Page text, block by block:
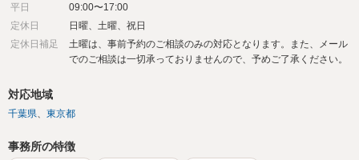
平日
09:00〜17:00
定休日
日曜、土曜、祝日
定休日補足
土曜は、事前予約のご相談のみの対応となります。また、メール
でのご相談は一切承っておりませんので、予めご了承ください。
対応地域
千葉県 東京都
事務所の特徴